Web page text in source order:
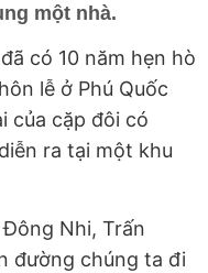
một nhà.
có 10 năm hẹn hò
lễ ở Phú Quốc
của cặp đôi có
ra tại một khu
Nhi, Trấn
đường chúng ta đi